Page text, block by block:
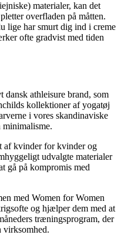
materialer, kan det
overfladen på måtten.
lige har smurt dig ind i creme
ofte gradvist med tiden
dansk athleisure brand, som
kollektioner af yogatøj
i vores skandinaviske
minimalisme.
af kvinder for kvinder og
udvalgte materialer
gå på kompromis med
med Women for Women
og hjælper dem med at
træningsprogram, der
virksomhed.